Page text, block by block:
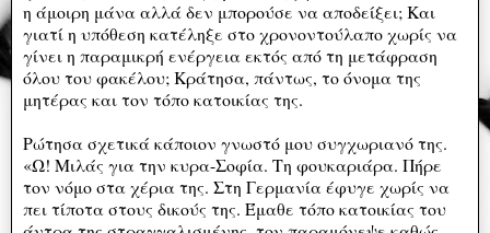
η άμοιρη μάνα αλλά δεν μπορούσε να αποδείξει; Και
γιατί η υπόθεση κατέληξε στο χρονοντούλαπο χωρίς να
γίνει η παραμικρή ενέργεια εκτός από τη μετάφραση
όλου του φακέλου; Κράτησα, πάντως, το όνομα της
μητέρας και τον τόπο κατοικίας της.
Ρώτησα σχετικά κάποιον γνωστό μου συγχωριανό της.
«Ω! Μιλάς για την κυρα-Σοφία. Τη φουκαριάρα. Πήρε
τον νόμο στα χέρια της. Στη Γερμανία έφυγε χωρίς να
πει τίποτα στους δικούς της. Έμαθε τόπο κατοικίας του